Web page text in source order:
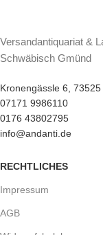
Versandantiquariat &
Schwäbisch Gmünd
Kronengässle 6,
07171 9986110
0176 43802795
info@andanti.de
RECHTLICHES
Impressum
AGB